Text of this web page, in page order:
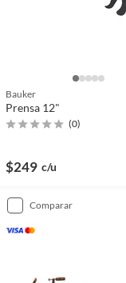
Bauker
Prensa 12"
(0)
$249 c/u
comparar